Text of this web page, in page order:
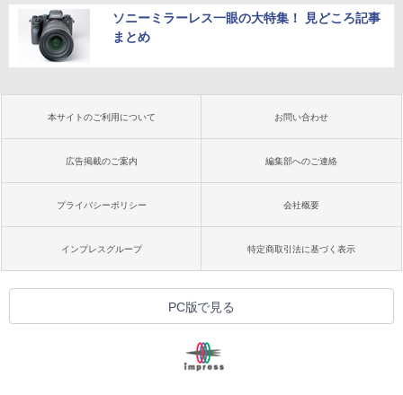
ソニーミラーレス一眼の大特集！ 見どころ記事
まとめ
本サイトのご利用について お問い合わせ
広告掲載のご案内 編集部へのご連絡
プライバシーポリシー 会社概要
インプレスグループ 特定商取引法に基づく表示
PC版で見る